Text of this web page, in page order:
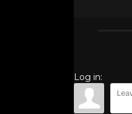
Log in: